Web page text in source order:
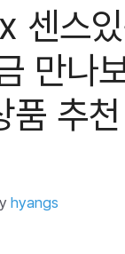
센스
만나
품 추
hyangs